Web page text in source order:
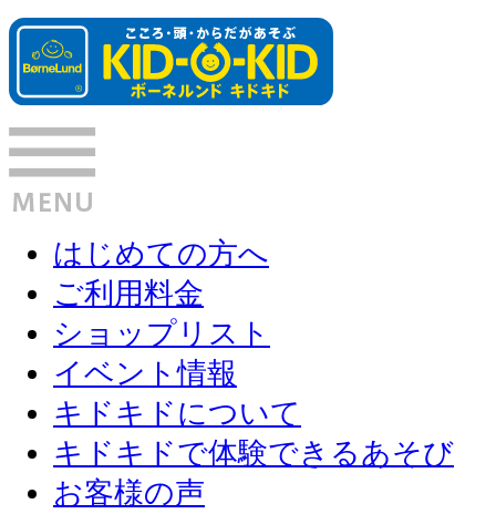
はじめての方へ
ご利用料金
ショップリスト
イベント情報
キドキドについて
キドキドで体験できるあそび
お客様の声